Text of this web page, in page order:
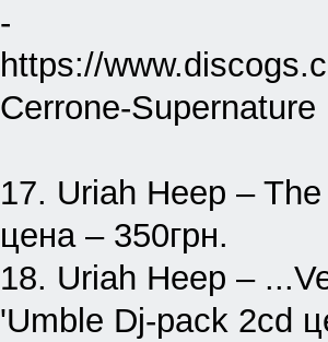
-
https://
Cerrone-Supernature
17. Uriah Heep –
цена – 350грн.
18. Uriah Heep –
'Umble Dj-pack 2сd